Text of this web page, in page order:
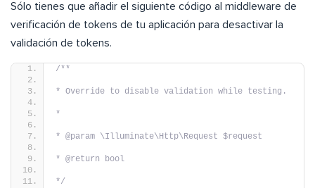
Sólo tienes que añadir el siguiente código al middleware de
verificación de tokens de tu aplicación para desactivar la
validación de tokens.
/**
* Override to disable validation while testing.
*
* @param \Illuminate\Http\Request $request
* @return bool
*/